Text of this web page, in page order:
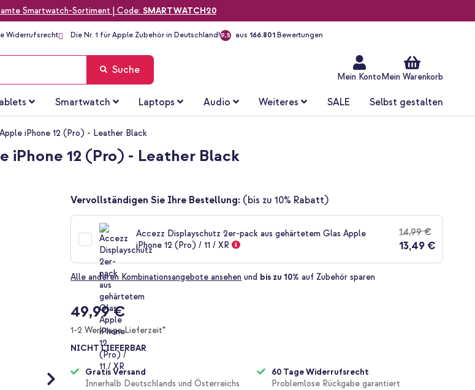
Smartwatch-Sortiment | Code: SMARTWATCH20
Widerrufsrecht Die Nr. 1 für Apple Zubehör in Deutschland!9,5 aus 166.801 Bewertungen
Mein Konto Mein Warenkorb
Suche
Smartwatch Laptops Audio Weiteres SALE Selbst gestalten
iPhone 12 (Pro) - Leather Black
iPhone 12 (Pro) - Leather Black
Vervollständigen Sie Ihre Bestellung: (bis zu 10% Rabatt)
Accezz Displayschutz 2er-pack aus gehärtetem Glas Apple
iPhone 12 (Pro) / 11 / XR
14,99 €
13,49 €
Alle anderen Kombinationsangebote ansehen und bis zu 10% auf Zubehör sparen
49,99 €
1-2 Werktage Lieferzeit*
NICHT LIEFERBAR
Gratis Versand
Innerhalb Deutschlands und Österreichs
60 Tage Widerrufsrecht
Problemlose Rückgabe garantiert